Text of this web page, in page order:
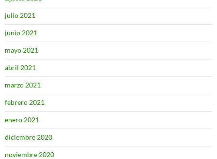
julio 2021
junio 2021
mayo 2021
abril 2021
marzo 2021
febrero 2021
enero 2021
diciembre 2020
noviembre 2020